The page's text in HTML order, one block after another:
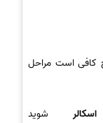
کافی است مراحل
شوید